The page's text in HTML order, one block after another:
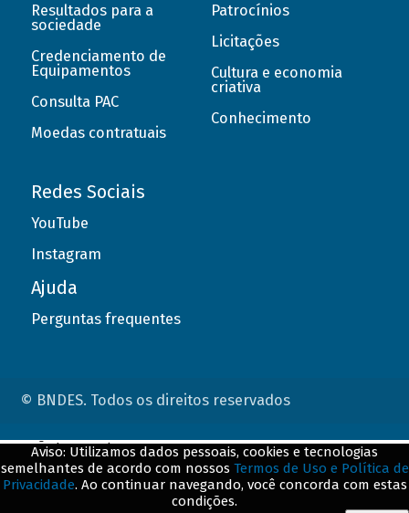
Resultados para a
sociedade
Credenciamento de
Equipamentos
Consulta PAC
Moedas contratuais
Patrocínios
Licitações
Cultura e economia
criativa
Conhecimento
Redes Sociais
YouTube
Instagram
Ajuda
Perguntas frequentes
© BNDES. Todos os direitos reservados
Aviso: Utilizamos dados pessoais, cookies e tecnologias
semelhantes de acordo com nossos Termos de Uso e Política de
Privacidade. Ao continuar navegando, você concorda com estas
condições.
ConteÃºdo complementar
${title}${badge}